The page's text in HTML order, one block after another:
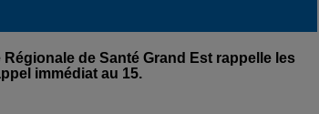
de Santé Grand Est rappelle les
immédiat au 15.